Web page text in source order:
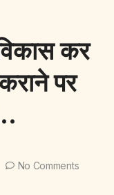
कर
पर
No Comments